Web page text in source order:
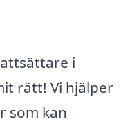
i
rätt! Vi hjälper
som kan